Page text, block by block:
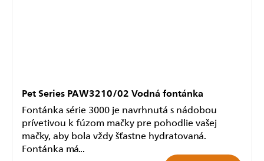
Pet Series PAW3210/02 Vodná fontánka
Fontánka série 3000 je navrhnutá s nádobou
prívetivou k fúzom mačky pre pohodlie vašej
mačky, aby bola vždy šťastne hydratovaná.
Fontánka má...